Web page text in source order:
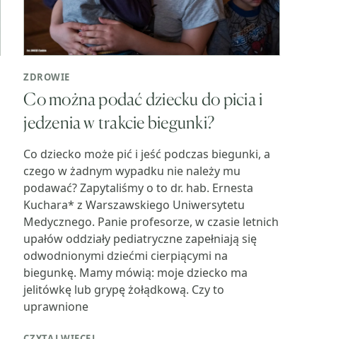
ZDROWIE
Co można podać dziecku do picia i
jedzenia w trakcie biegunki?
Co dziecko może pić i jeść podczas biegunki, a
czego w żadnym wypadku nie należy mu
podawać? Zapytaliśmy o to dr. hab. Ernesta
Kuchara* z Warszawskiego Uniwersytetu
Medycznego. Panie profesorze, w czasie letnich
upałów oddziały pediatryczne zapełniają się
odwodnionymi dziećmi cierpiącymi na
biegunkę. Mamy mówią: moje dziecko ma
jelitówkę lub grypę żołądkową. Czy to
uprawnione